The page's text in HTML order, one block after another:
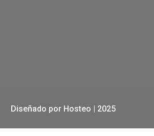
Diseñado por Hosteo | 2025